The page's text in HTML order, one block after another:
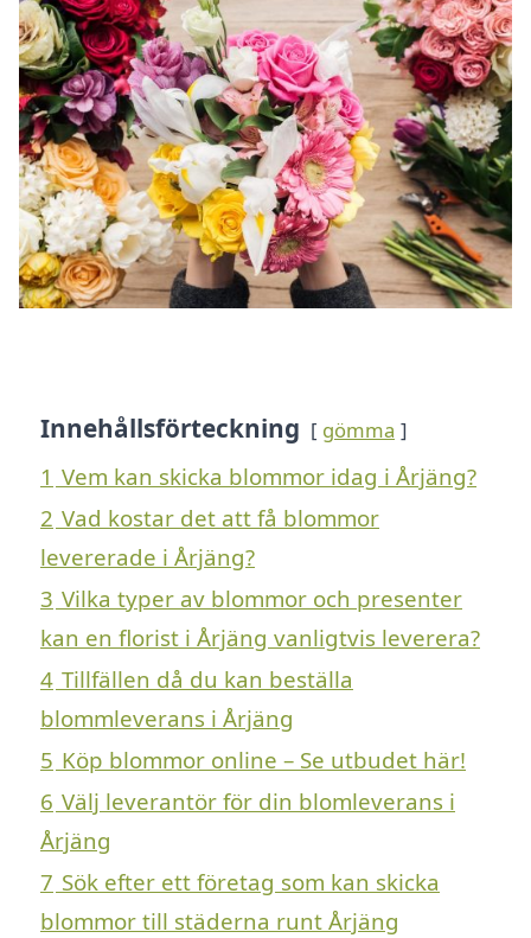
Innehållsförteckning gömma
1 Vem kan skicka blommor idag i Årjäng?
2 Vad kostar det att få blommor
levererade i Årjäng?
3 Vilka typer av blommor och presenter
kan en florist i Årjäng vanligtvis leverera?
4 Tillfällen då du kan beställa
blommleverans i Årjäng
5 Köp blommor online – Se utbudet här!
6 Välj leverantör för din blomleverans i
Årjäng
7 Sök efter ett företag som kan skicka
blommor till städerna runt Årjäng